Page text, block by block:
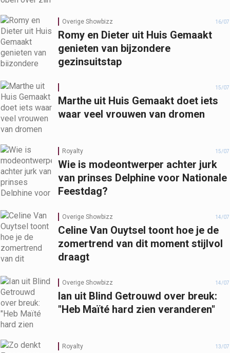
Overige Showbizz 16/07
Romy en Dieter uit Huis Gemaakt
genieten van bijzondere
gezinsuitstap
15/07
Marthe uit Huis Gemaakt doet iets
waar veel vrouwen van dromen
Royalty 15/07
Wie is modeontwerper achter jurk
van prinses Delphine voor Nationale
Feestdag?
Overige Showbizz 14/07
Celine Van Ouytsel toont hoe je de
zomertrend van dit moment stijlvol
draagt
Overige Showbizz 14/07
Ian uit Blind Getrouwd over breuk:
"Heb Maïté hard zien veranderen"
Royalty 13/07